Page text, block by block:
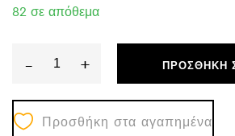
82 σε απόθεμα
-
ΦΩΤΙΣΤΙΚΟ
ΟΡΟΦΗΣ
4-
+ ΠΡΟΣΘΉΚΗ
Προσθήκη στα αγαπημένα